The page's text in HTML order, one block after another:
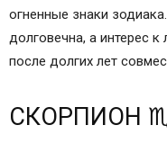
огненные знаки
долговечна, а интерес
после долгих лет
СКОРПИОН ♏